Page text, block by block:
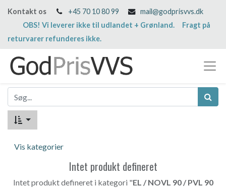
Kontakt os +45 70 10 80 99
mail@godprisvvs.dk
OBS! Vi leverer ikke til udlandet + Grønland. Fragt på
returvarer refunderes ikke.
Vis kategorier
Intet produkt defineret
Intet produkt defineret i kategori "EL / NOVL 90 / PVL 90